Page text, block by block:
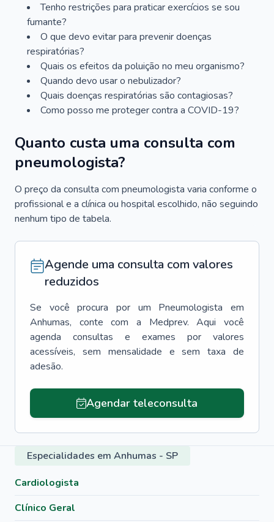
Tenho restrições para praticar exercícios se sou
fumante?
O que devo evitar para prevenir doenças
respiratórias?
Quais os efeitos da poluição no meu organismo?
Quando devo usar o nebulizador?
Quais doenças respiratórias são contagiosas?
Como posso me proteger contra a COVID-19?
Quanto custa uma consulta com
pneumologista?
O preço da consulta com pneumologista varia conforme o
profissional e a clínica ou hospital escolhido, não seguindo
nenhum tipo de tabela.
Agende uma consulta com valores
reduzidos
Se você procura por um Pneumologista
em
Anhumas, conte com a Medprev. Aqui você
agenda consultas e exames por valores
acessíveis, sem mensalidade e sem taxa de
adesão.
Agendar teleconsulta
Especialidades em Anhumas - SP
Cardiologista
Clínico Geral